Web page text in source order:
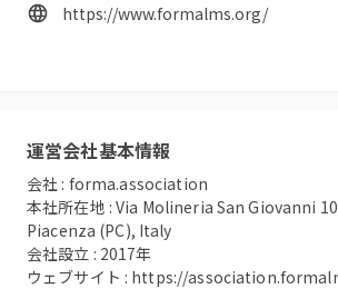
https://www.formalms.org/
運営会社基本情報
会社 : forma.association
本社所在地 :Via Molineria San Giovanni
Piacenza (PC), Italy
会社設立 : 2017年
ウェブサイト : https://